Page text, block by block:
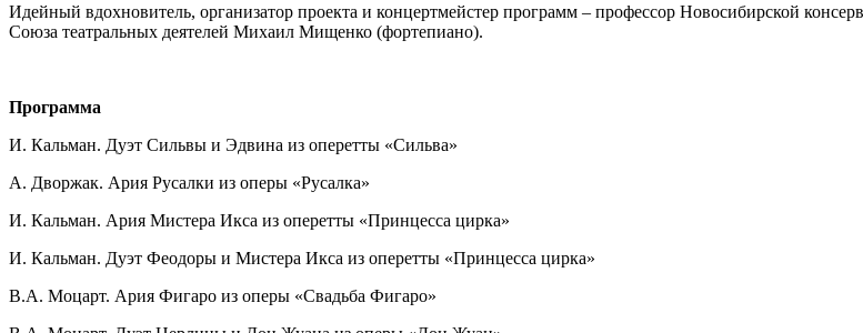
Идейный вдохновитель, организатор проекта и концертмейстер программ – профессор Новосибирской
Союза театральных деятелей Михаил Мищенко (фортепиано).
Программа
И. Кальман. Дуэт Сильвы и Эдвина из оперетты «Сильва»
А. Дворжак. Ария Русалки из оперы «Русалка»
И. Кальман. Ария Мистера Икса из оперетты «Принцесса цирка»
И. Кальман. Дуэт Феодоры и Мистера Икса из оперетты «Принцесса цирка»
В.А. Моцарт. Ария Фигаро из оперы «Свадьба Фигаро»